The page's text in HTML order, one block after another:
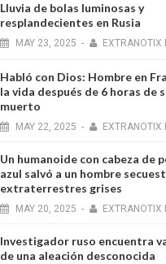
Lluvia de bolas luminosas y
resplandecientes en Rusia
MAY 23, 2025 - EXTRANOTIX
Habló con Dios: Hombre en
la vida después de 6 horas de
muerto
MAY 22, 2025 - EXTRANOTIX
Un humanoide con cabeza de
azul salvó a un hombre
extraterrestres grises
MAY 20, 2025 - EXTRANOTIX
Investigador ruso encuentra
de una aleación desconocida